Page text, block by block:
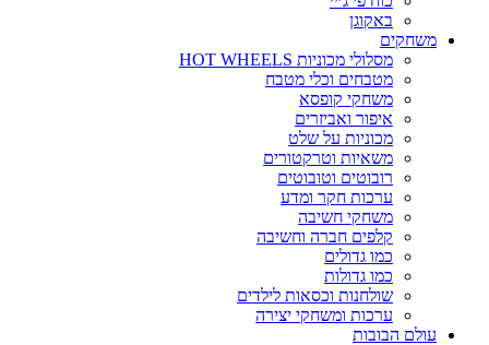
באקוגן
משחקים
מסלולי מכוניות HOT WHEELS
מטבחים וכלי מטבח
משחקי קופסא
איפור ואביזרים
מכוניות על שלט
משאיות וטרקטורים
רובוטים וטובוטים
ערכות חקר ומדע
משחקי חשיבה
קלפים חברה וחשיבה
כמו גדולים
כמו גדולות
שולחנות וכסאות לילדים
ערכות ומשחקי יצירה
עולם הבובות